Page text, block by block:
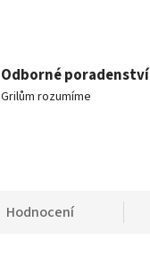
Odborné poradenství
Grilům rozumíme
Hodnocení